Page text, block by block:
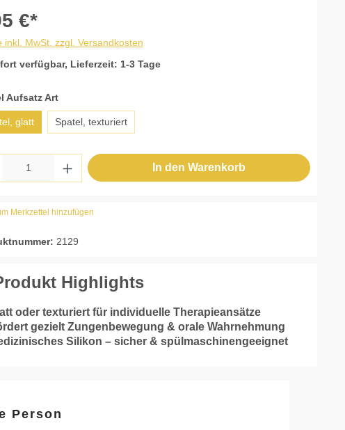
€*
inkl. MwSt. zzgl. Versandkosten
verfügbar, Lieferzeit: 1-3 Tage
Aufsatz Artauswählen
glatt Spatel, texturiert
Anzahl: Gib den gewünschten Wert ein
In den Warenkorb
Merkzettel hinzufügen
2129
Highlights
oder texturiert für individuelle Therapieansätze
gezielt Zungenbewegung & orale Wahrnehmung
Silikon – sicher & spülmaschinengeeignet
Person